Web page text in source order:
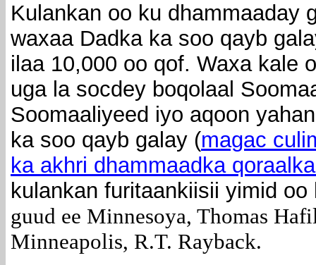
Kulankan oo ku dhammaaday
waxaa Dadka ka soo qayb
ilaa 10,000 oo qof. Waxa kale
uga la socdey boqolaal
Soomaaliyeed iyo aqoon
ka soo qayb galay (magac
ka akhri dhammaadka
kulankan furitaankiisii yimid
guud ee Minnesoya, Thomas
Minneapolis, R.T. Rayback.